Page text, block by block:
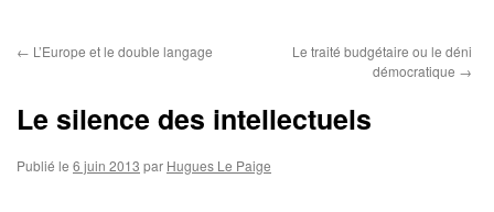
← L’Europe et le double langage
Le traité budgétaire ou le déni
démocratique →
Le silence des intellectuels
Publié le 6 juin 2013 par Hugues Le Paige